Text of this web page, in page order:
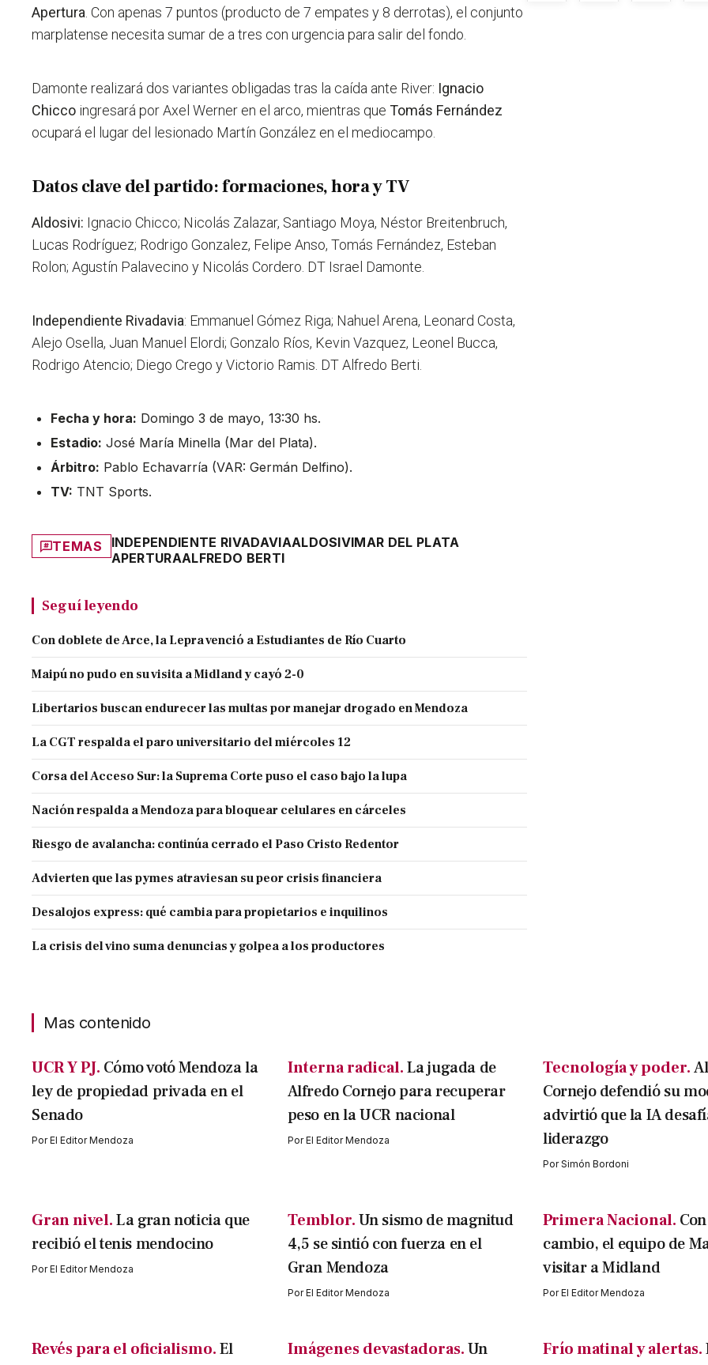
Apertura . Con apenas 7 puntos (producto de 7 empates y 8 derrotas), el conjunto
marplatense necesita sumar de a tres con urgencia para salir del fondo.
Damonte realizará dos variantes obligadas tras la caída ante River: Ignacio
Chicco ingresará por Axel Werner en el arco, mientras queTomás Fernández
ocupará el lugar del lesionado Martín González en el mediocampo.
Datos clave del partido: formaciones, hora y TV
Aldosivi: Ignacio Chicco; Nicolás Zalazar, Santiago Moya, Néstor Breitenbruch,
Lucas Rodríguez; Rodrigo Gonzalez, Felipe Anso, Tomás Fernández, Esteban
Rolon; Agustín Palavecino y Nicolás Cordero. DT Israel Damonte.
Independiente Rivadavia: Emmanuel Gómez Riga; Nahuel Arena, Leonard Costa,
Alejo Osella, Juan Manuel Elordi; Gonzalo Ríos, Kevin Vazquez, Leonel Bucca,
Rodrigo Atencio; Diego Crego y Victorio Ramis. DT Alfredo Berti.
Fecha y hora: Domingo 3 de mayo, 13:30 hs.
Estadio: José María Minella (Mar del Plata).
Árbitro: Pablo Echavarría (VAR: Germán Delfino).
TV: TNT Sports.
TEMAS INDEPENDIENTE RIVADAVIAALDOSIVIMAR DEL PLATA
APERTURAALFREDO BERTI
Seguí leyendo
Con doblete de Arce, la Lepra venció a Estudiantes de Río Cuarto
Maipú no pudo en su visita a Midland y cayó 2-0
Libertarios buscan endurecer las multas por manejar drogado en Mendoza
La CGT respalda el paro universitario del miércoles 12
Corsa del Acceso Sur: la Suprema Corte puso el caso bajo la lupa
Nación respalda a Mendoza para bloquear celulares en cárceles
Riesgo de avalancha: continúa cerrado el Paso Cristo Redentor
Advierten que las pymes atraviesan su peor crisis financiera
Desalojos express: qué cambia para propietarios e inquilinos
La crisis del vino suma denuncias y golpea a los productores
Mas contenido
UCR Y PJ. Cómo votó Mendoza la
ley de propiedad privada en el
Senado
PorEl Editor Mendoza
Interna radical.La jugada de
Alfredo Cornejo para recuperar
peso en la UCR nacional
PorEl Editor Mendoza
Tecnología y poder.
Cornejo defendió su
advirtió que la IA
liderazgo
PorSimón Bordoni
Gran nivel. La gran noticia que
recibió el tenis mendocino
PorEl Editor Mendoza
Temblor.Un sismo de magnitud
4,5 se sintió con fuerza en el
Gran Mendoza
PorEl Editor Mendoza
Primera Nacional.
cambio, el equipo de
visitar a Midland
PorEl Editor Mendoza
Revés para el oficialismo. El
Imágenes devastadoras.Un
Frío matinal y alertas.